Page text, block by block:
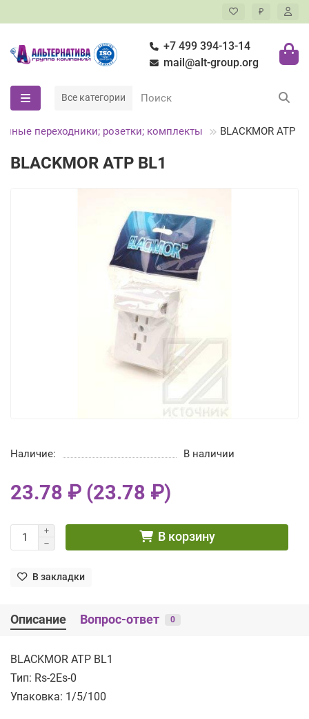
₽
+7 499 394-13-14
mail@alt-group.org
Все категории
переходники; розетки; комплекты BLACKMOR АТР
BLACKMOR АТР BL1
Наличие: В наличии
23.78 ₽ (23.78 ₽)
В корзину
В закладки
Описание Вопрос-ответ 0
BLACKMOR АТР BL1
Тип: Rs-2Es-0
Упаковка: 1/5/100